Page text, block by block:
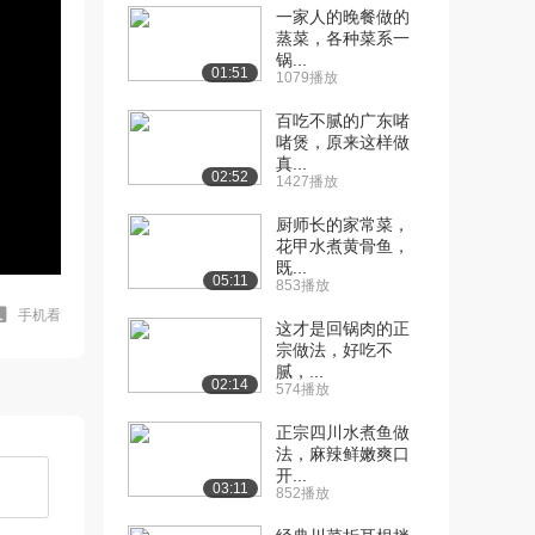
手机看
01:51
一家人的晚餐做的
蒸菜，各种菜系一
锅...
1079播放
02:52
百吃不腻的广东啫
啫煲，原来这样做
真...
1427播放
05:11
厨师长的家常菜，
花甲水煮黄骨鱼，
既...
853播放
02:14
这才是回锅肉的正
宗做法，好吃不
腻，...
574播放
03:11
正宗四川水煮鱼做
法，麻辣鲜嫩爽口
开...
852播放